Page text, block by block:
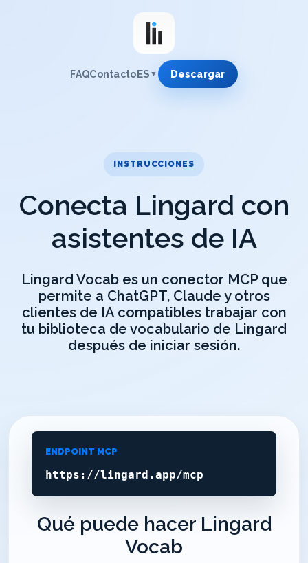
FAQContactoES ▼ Descargar
INSTRUCCIONES
Conecta Lingard con
asistentes de IA
Lingard Vocab es un conector MCP que
permite a ChatGPT, Claude y otros
clientes de IA compatibles trabajar con
tu biblioteca de vocabulario de Lingard
después de iniciar sesión.
ENDPOINT MCP
https://lingard.app/mcp
Qué puede hacer Lingard
Vocab